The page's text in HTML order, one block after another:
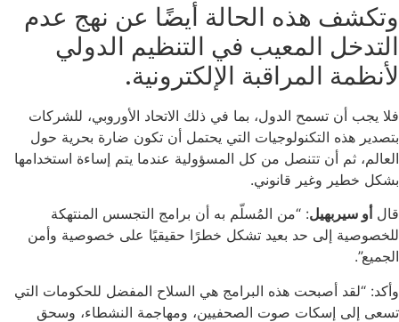
وتكشف هذه الحالة أيضًا عن نهج عدم
التدخل المعيب في التنظيم الدولي
لأنظمة المراقبة الإلكترونية.
فلا يجب أن تسمح الدول، بما في ذلك الاتحاد الأوروبي، للشركات
بتصدير هذه التكنولوجيات التي يحتمل أن تكون ضارة بحرية حول
العالم، ثم أن تتنصل من كل المسؤولية عندما يتم إساءة استخدامها
بشكل خطير وغير قانوني.
قال أو سيربهيل: “من المُسلّم به أن برامج التجسس المنتهكة
للخصوصية إلى حد بعيد تشكل خطرًا حقيقيًا على خصوصية وأمن
الجميع”.
وأكد: “لقد أصبحت هذه البرامج هي السلاح المفضل للحكومات التي
تسعى إلى إسكات صوت الصحفيين، ومهاجمة النشطاء، وسحق